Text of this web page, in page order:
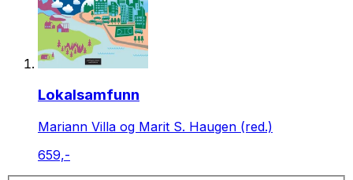
Lokalsamfunn
Mariann Villa og Marit S. Haugen (red.)
659,-